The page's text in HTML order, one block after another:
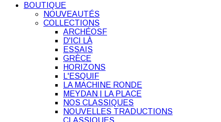
BOUTIQUE
NOUVEAUTÉS
COLLECTIONS
ARCHÉOSF
D'ICI LÀ
ESSAIS
GRÈCE
HORIZONS
L'ESQUIF
LA MACHINE RONDE
MEYDAN | LA PLACE
NOS CLASSIQUES
NOUVELLES TRADUCTIONS
CLASSIQUES